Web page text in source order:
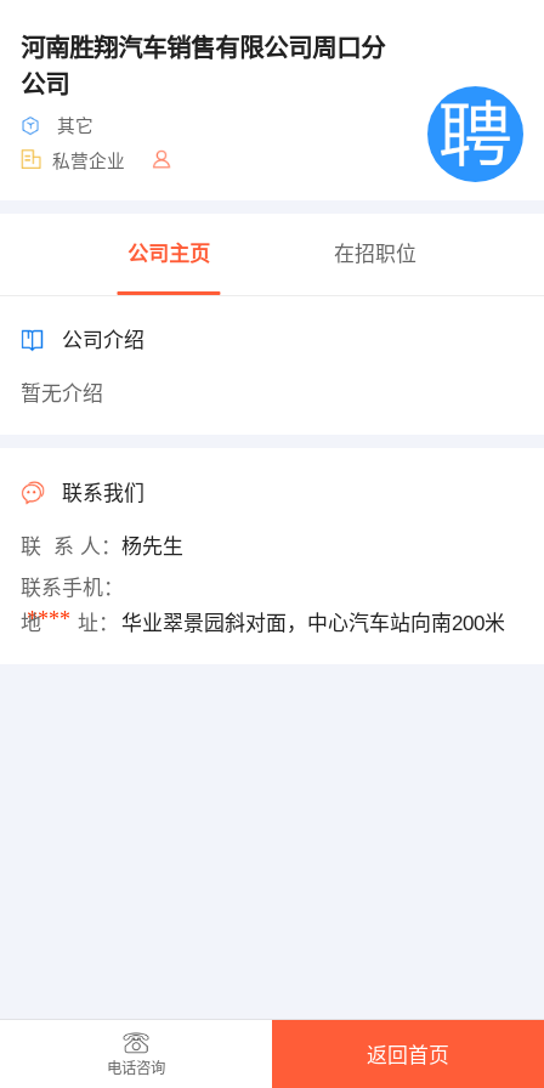
河南胜翔汽车销售有限公司周口分
公司
其它
私营企业
公司主页 在招职位
公司介绍
暂无介绍
联系我们
联 系 人： 杨先生
联系手机：
****
地 址： 华业翠景园斜对面，中心汽车站向南200米
电话咨询
返回首页